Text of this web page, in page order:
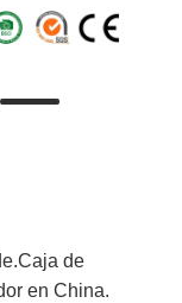
Caja de
en China.